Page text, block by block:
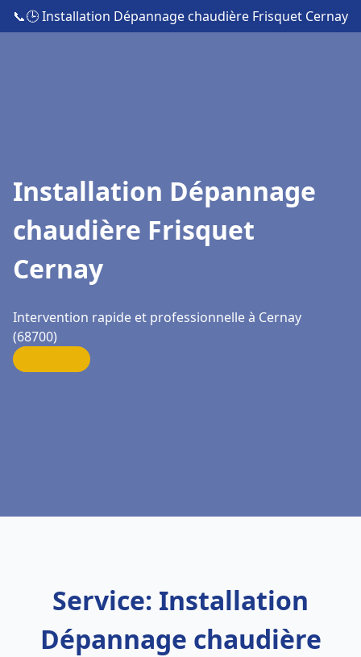
📞🕒 Installation Dépannage chaudière Frisquet Cernay
Installation Dépannage
chaudière Frisquet
Cernay
Intervention rapide et professionnelle à Cernay
(68700)
Service: Installation
Dépannage chaudière